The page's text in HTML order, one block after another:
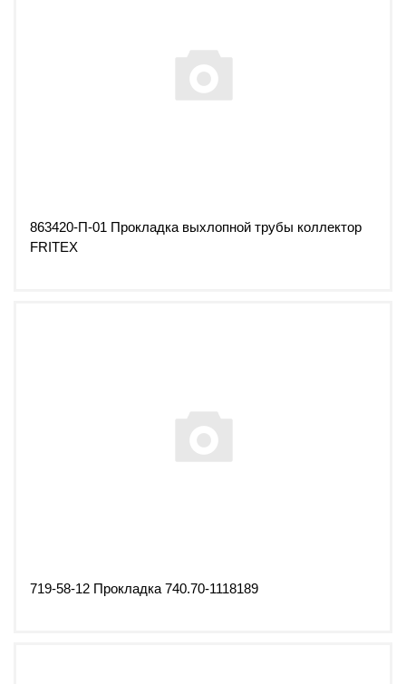
863420-П-01 Прокладка выхлопной трубы коллектор
FRITEX
719-58-12 Прокладка 740.70-1118189